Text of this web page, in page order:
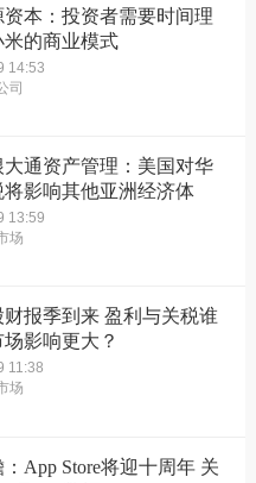
资本：投资者需要时间理
米的商业模式
14:53
司
大通资产管理：美国对华
将影响其他亚洲经济体
13:59
场
财报季到来 盈利与关税谁
场影响更大？
11:38
场
App Store将迎十周年 关